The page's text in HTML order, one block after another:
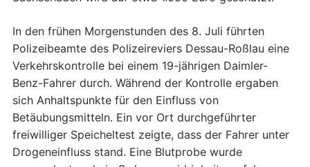
In den frühen Morgenstunden des 8. Juli führten
Polizeibeamte des Polizeireviers Dessau-Roßlau eine
Verkehrskontrolle bei einem 19-jährigen Daimler-
Benz-Fahrer durch. Während der Kontrolle ergaben
sich Anhaltspunkte für den Einfluss von
Betäubungsmitteln. Ein vor Ort durchgeführter
freiwilliger Speicheltest zeigte, dass der Fahrer unter
Drogeneinfluss stand. Eine Blutprobe wurde